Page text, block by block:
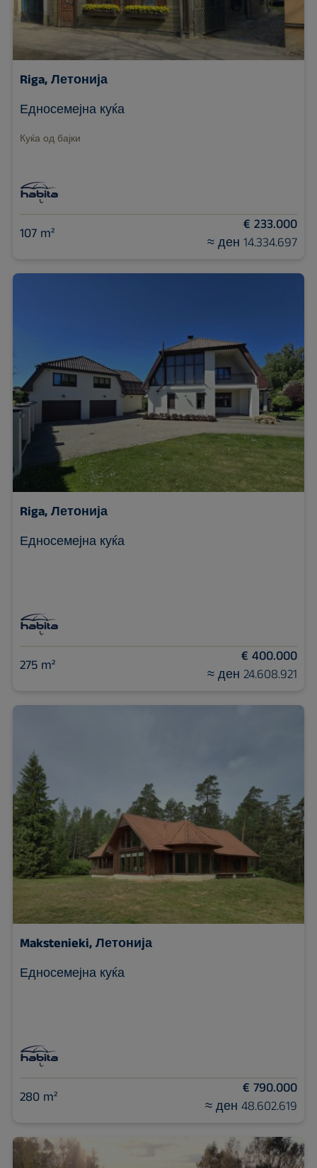
Riga, Летонија
Едносемејна куќа
Куќа од бајки
107 m²
€ 233.000
≈ ден 14.334.697
Riga, Летонија
Едносемејна куќа
275 m²
€ 400.000
≈ ден 24.608.921
Makstenieki, Летонија
Едносемејна куќа
280 m²
€ 790.000
≈ ден 48.602.619